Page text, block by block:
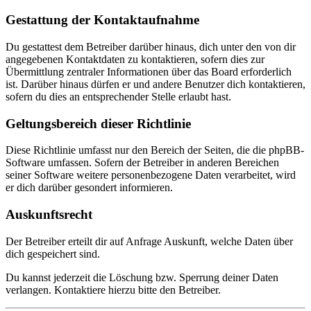
Gestattung der Kontaktaufnahme
Du gestattest dem Betreiber darüber hinaus, dich unter den von dir
angegebenen Kontaktdaten zu kontaktieren, sofern dies zur
Übermittlung zentraler Informationen über das Board erforderlich
ist. Darüber hinaus dürfen er und andere Benutzer dich kontaktieren,
sofern du dies an entsprechender Stelle erlaubt hast.
Geltungsbereich dieser Richtlinie
Diese Richtlinie umfasst nur den Bereich der Seiten, die die phpBB-
Software umfassen. Sofern der Betreiber in anderen Bereichen
seiner Software weitere personenbezogene Daten verarbeitet, wird
er dich darüber gesondert informieren.
Auskunftsrecht
Der Betreiber erteilt dir auf Anfrage Auskunft, welche Daten über
dich gespeichert sind.
Du kannst jederzeit die Löschung bzw. Sperrung deiner Daten
verlangen. Kontaktiere hierzu bitte den Betreiber.